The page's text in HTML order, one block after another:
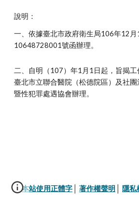
說明：
一、依據臺北市政府衛生局106年12
10648728001號函辦理。
二、自明（107）年1月1日起，旨揭工
臺北市立聯合醫院（松德院區）及社
暨性犯罪處遇協會辦理。
本站使用正體字 著作權聲明 隱私